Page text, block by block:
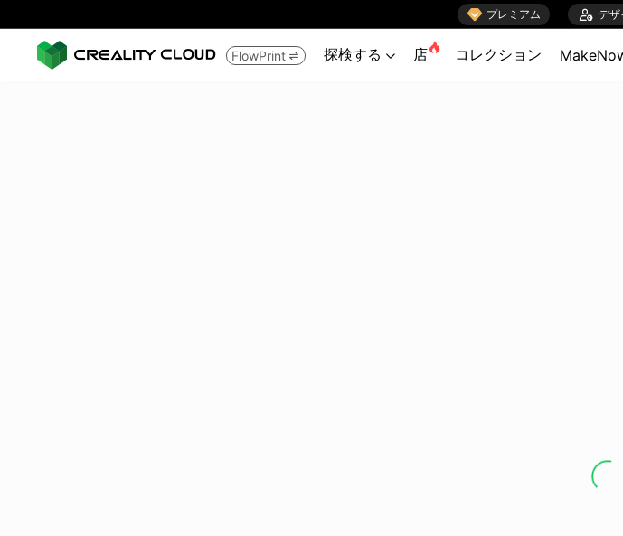
 プレミアム  デザ
FlowPrint  探検する  店 コレクション